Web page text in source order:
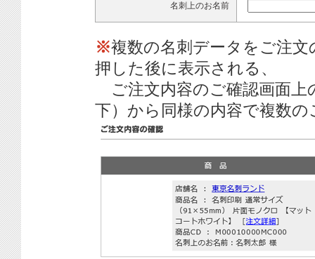
名刺上のお名前
※複数の名刺データをご注
押した後に表示される、
ご注文内容のご確認画面上
下）から同様の内容で複数